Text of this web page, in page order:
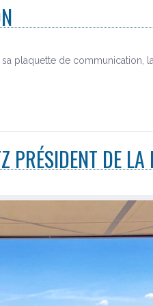
plaquette de communication,
PRÉSIDENT DE LA